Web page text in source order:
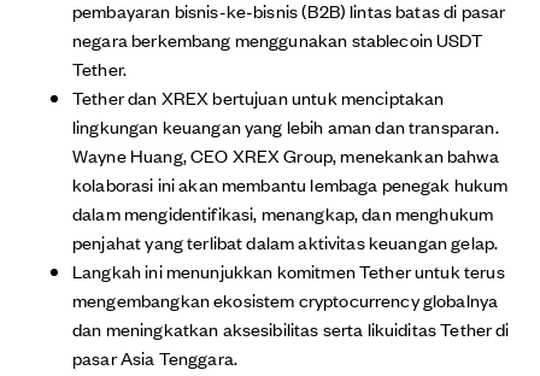
pembayaran bisnis-ke-bisnis (B2B) lintas batas di pasar
negara berkembang menggunakan stablecoin USDT
Tether.
Tether dan XREX bertujuan untuk menciptakan
lingkungan keuangan yang lebih aman dan transparan.
Wayne Huang, CEO XREX Group, menekankan bahwa
kolaborasi ini akan membantu lembaga penegak hukum
dalam mengidentifikasi, menangkap, dan menghukum
penjahat yang terlibat dalam aktivitas keuangan gelap.
Langkah ini menunjukkan komitmen Tether untuk terus
mengembangkan ekosistem cryptocurrency globalnya
dan meningkatkan aksesibilitas serta likuiditas Tether di
pasar Asia Tenggara.